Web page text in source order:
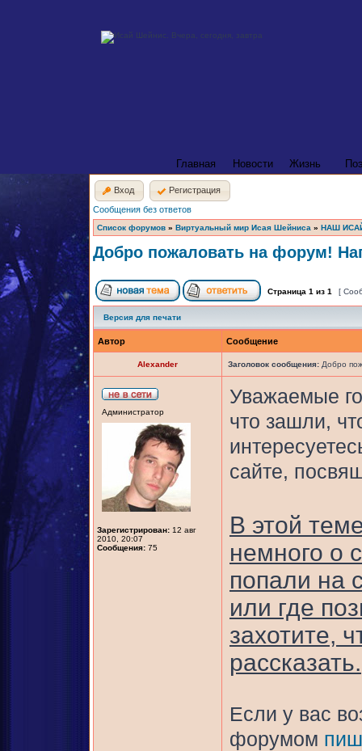
Главная Новости Жизнь
Вход
Регистрация
Сообщения без ответов
Список форумов » Виртуальный мир Исая Шейниса » НАШ
Добро пожаловать на форум!
Страница 1 из 1 [
Версия для печати
Автор Сообщение
Alexander Заголовок сообщения: Добро
Администратор
Зарегистрирован: 12 авг
2010, 20:07
Сообщения: 75
Уважаемые
что зашли,
сайте,
В этой
немного о
попали на
или где
захотите,
рассказать.
Если у вас
форумом